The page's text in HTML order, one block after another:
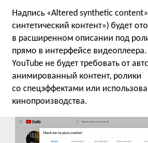
Надпись «Altered synthetic
синтетический контент») будет
в расширенном описании под
прямо в интерфейсе
YouTube не будет требовать от
анимированный контент, ролики
со спецэффектами или
кинопроизводства.